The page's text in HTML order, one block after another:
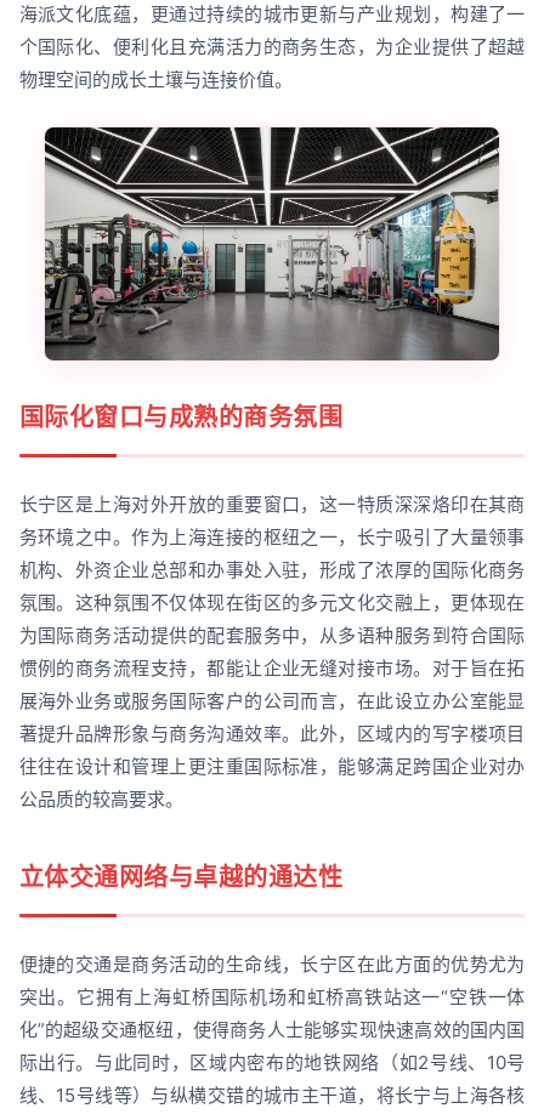
海派文化底蕴，更通过持续的城市更新与产业规划，构建了一
个国际化、便利化且充满活力的商务生态，为企业提供了超越
物理空间的成长土壤与连接价值。
国际化窗口与成熟的商务氛围
长宁区是上海对外开放的重要窗口，这一特质深深烙印在其商
务环境之中。作为上海连接的枢纽之一，长宁吸引了大量领事
机构、外资企业总部和办事处入驻，形成了浓厚的国际化商务
氛围。这种氛围不仅体现在街区的多元文化交融上，更体现在
为国际商务活动提供的配套服务中，从多语种服务到符合国际
惯例的商务流程支持，都能让企业无缝对接市场。对于旨在拓
展海外业务或服务国际客户的公司而言，在此设立办公室能显
著提升品牌形象与商务沟通效率。此外，区域内的写字楼项目
往往在设计和管理上更注重国际标准，能够满足跨国企业对办
公品质的较高要求。
立体交通网络与卓越的通达性
便捷的交通是商务活动的生命线，长宁区在此方面的优势尤为
突出。它拥有上海虹桥国际机场和虹桥高铁站这一“空铁一体
化”的超级交通枢纽，使得商务人士能够实现快速高效的国内国
际出行。与此同时，区域内密布的地铁网络（如2号线、10号
线、15号线等）与纵横交错的城市主干道，将长宁与上海各核